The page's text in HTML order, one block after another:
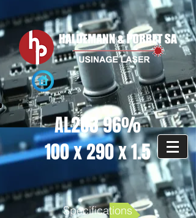
AL2O3 96%
100 x 290 x 1.5
Spécifications